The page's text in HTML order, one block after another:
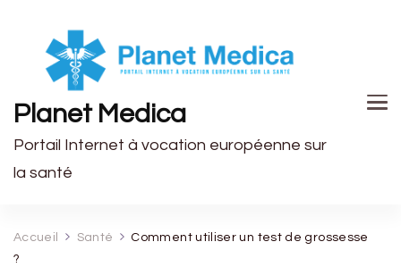
Planet Medica
Portail Internet à vocation européenne sur
la santé
Accueil Santé
Comment utiliser un test de grossesse
?